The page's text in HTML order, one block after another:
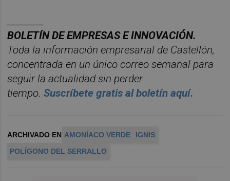
BOLETÍN DE EMPRESAS E INNOVACIÓN.
Toda la información empresarial de Castellón,
concentrada en un único correo semanal para
seguir la actualidad sin perder
tiempo.Suscríbete gratis alboletín aquí.
ARCHIVADO EN AMONÍACO VERDE
IGNIS
POLÍGONO DEL SERRALLO